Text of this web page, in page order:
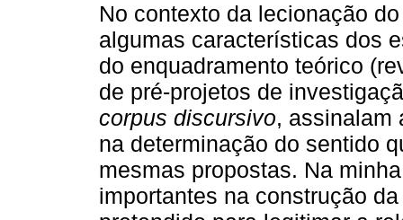
No contexto da lecionação
algumas características dos
do enquadramento teórico
de pré-projetos de
corpus discursivo, assinalam
na determinação do sentido
mesmas propostas. Na
importantes na construção